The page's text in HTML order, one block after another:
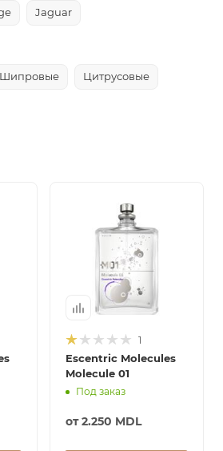
Jaguar
Шипровые Цитрусовые
1
Escentric Molecules
Molecule 01
Под заказ
от2.250 MDL